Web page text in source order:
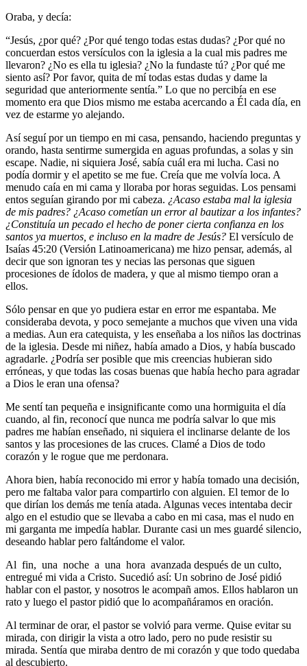
Oraba, y decía:
“Jesús, ¿por qué? ¿Por qué tengo todas estas dudas? ¿Por qué no
concuerdan estos versículos con la iglesia a la cual mis padres me
llevaron? ¿No es ella tu iglesia? ¿No la fundaste tú? ¿Por qué me
siento así? Por favor, quita de mí todas estas dudas y dame la
seguridad que anteriormente sentía.” Lo que no percibía en ese
momento era que Dios mismo me estaba acercando a Él cada día, en
vez de estarme yo alejando.
Así seguí por un tiempo en mi casa, pensando, haciendo preguntas y
orando, hasta sentirme sumergida en aguas profundas, a solas y sin
escape. Nadie, ni siquiera José, sabía cuál era mi lucha. Casi no
podía dormir y el apetito se me fue. Creía que me volvía loca. A
menudo caía en mi cama y lloraba por horas seguidas. Los pensami
entos seguían girando por mi cabeza. ¿Acaso estaba mal la iglesia
de mis padres? ¿Acaso cometían un error al bautizar a los infantes?
¿Constituía un pecado el hecho de poner cierta confianza en los
santos ya muertos, e incluso en la madre de Jesús? El versículo de
Isaías 45:20 (Versión Latinoamericana) me hizo pensar, además, al
decir que son ignoran tes y necias las personas que siguen
procesiones de ídolos de madera, y que al mismo tiempo oran a
ellos.
Sólo pensar en que yo pudiera estar en error me espantaba. Me
consideraba devota, y poco semejante a muchos que viven una vida
a medias. Aun era catequista, y les enseñaba a los niños las doctrinas
de la iglesia. Desde mi niñez, había amado a Dios, y había buscado
agradarle. ¿Podría ser posible que mis creencias hubieran sido
erróneas, y que todas las cosas buenas que había hecho para agradar
a Dios le eran una ofensa?
Me sentí tan pequeña e insignificante como una hormiguita el día
cuando, al fin, reconocí que nunca me podría salvar lo que mis
padres me habían enseñado, ni siquiera el inclinarse delante de los
santos y las procesiones de las cruces. Clamé a Dios de todo
corazón y le rogue que me perdonara.
Ahora bien, había reconocido mi error y había tomado una decisión,
pero me faltaba valor para compartirlo con alguien. El temor de lo
que dirían los demás me tenía atada. Algunas veces intentaba decir
algo en el estudio que se llevaba a cabo en mi casa, mas el nudo en
mi garganta me impedía hablar. Durante casi un mes guardé silencio,
deseando hablar pero faltándome el valor.
Al fin, una noche a una hora avanzada después de un culto,
entregué mi vida a Cristo. Sucedió así: Un sobrino de José pidió
hablar con el pastor, y nosotros le acompañ amos. Ellos hablaron un
rato y luego el pastor pidió que lo acompañáramos en oración.
Al terminar de orar, el pastor se volvió para verme. Quise evitar su
mirada, con dirigir la vista a otro lado, pero no pude resistir su
mirada. Sentía que miraba dentro de mi corazón y que todo quedaba
al descubierto.